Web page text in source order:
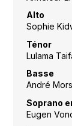
Alto
Sophie
Ténor
Lulama
Basse
André
Soprano
Eugen